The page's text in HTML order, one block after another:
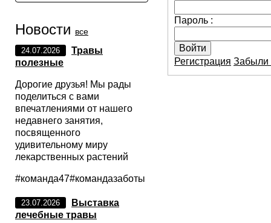
Пароль :
Регистрация Забыли
Новости все
24.07.2026
Травы
полезные
Дорогие друзья! Мы рады
поделиться с вами
впечатлениями от нашего
недавнего занятия,
посвященного
удивительному миру
лекарственных растений
#команда47#командазаботы
23.07.2026
Выставка
лечебные травы